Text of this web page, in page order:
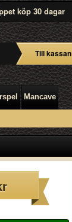
köp 30 dagar
Till kassan
Mancave